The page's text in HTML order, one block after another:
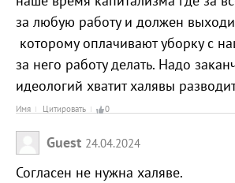
за любую работу и должен
которому оплачивают уборку с
за него работу делать. Надо
идеологий хватит халявы
Имя Цитировать 0
Guest 24.04.2024
Согласен не нужна халяве.